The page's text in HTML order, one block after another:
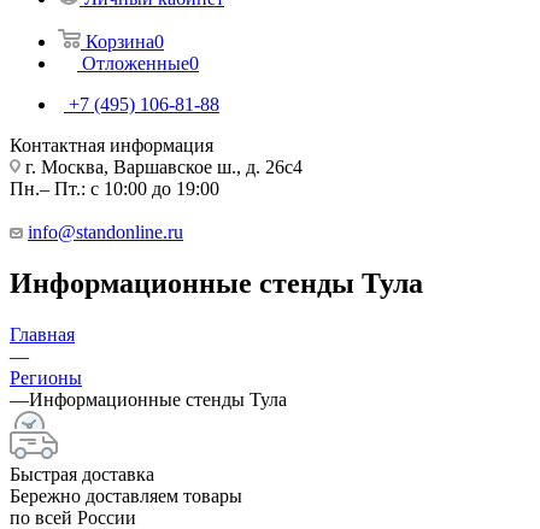
Корзина0
Отложенные0
+7 (495) 106-81-88
Контактная информация
г. Москва, Варшавское ш., д. 26с4
Пн.– Пт.: с 10:00 до 19:00
info@standonline.ru
Информационные стенды Тула
Главная
—
Регионы
—Информационные стенды Тула
Быстрая доставка
Бережно доставляем товары
по всей России